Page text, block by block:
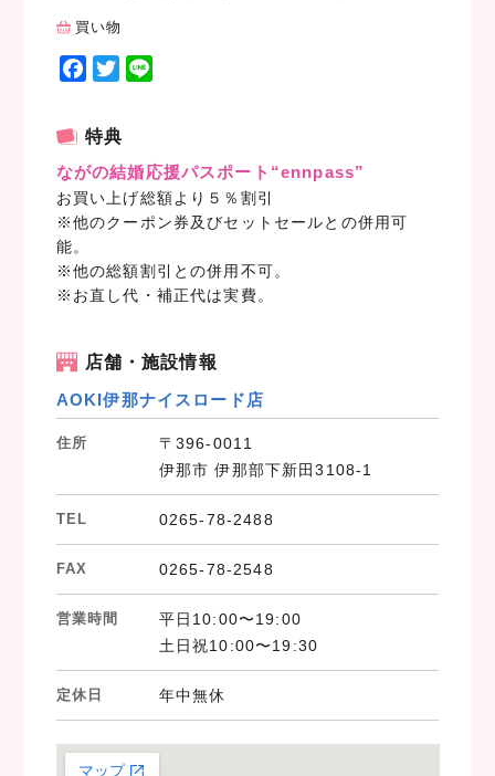
買い物
F
e
b
o
o
T
t
t
e
r
特典
ながの結婚応援パスポート“ennpass”
お買い上げ総額より５％割引
※他のクーポン券及びセットセールとの併用可
能。
※他の総額割引との併用不可。
※お直し代・補正代は実費。
店舗・施設情報
AOKI伊那ナイスロード店
住所
〒396-0011
伊那市 伊那部下新田3108-1
TEL 0265-78-2488
FAX 0265-78-2548
営業時間
平日10:00〜19:00
土日祝10:00〜19:30
定休日 年中無休